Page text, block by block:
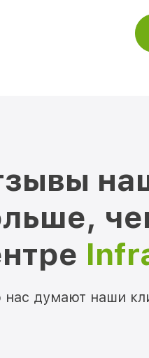
нас думают наши